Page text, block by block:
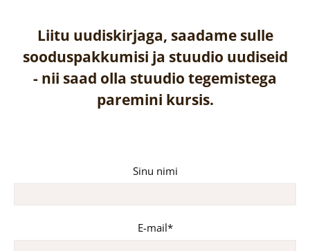
Liitu uudiskirjaga, saadame sulle
sooduspakkumisi ja stuudio uudiseid
- nii saad olla stuudio tegemistega
paremini kursis.
Sinu nimi
E-mail